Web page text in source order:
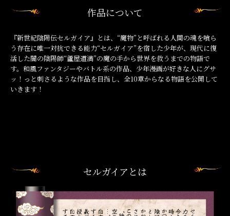
作品について
『新世紀陰陽伝セルガイア』とは、“魔物”と呼ばれる人間の魂を喰ら
う存在に唯一対抗できる能力“セルガイア”を宿した少年が、現代に復
活した闇の陰陽師“蘆屋道満”の魔の手から世界を救うまでの物語で
す。和風ファンタジーやバトル系の作品、少年漫画が好きな人にグサ
ッ！っと刺さるような作品を目指し、全10章からなる物語を公開して
いきます！
セルガイアとは